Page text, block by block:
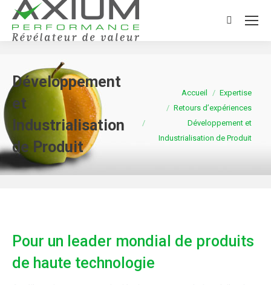
Search:
Développement
et
Industrialisation
de Produit
Vous êtes ici :Accueil
Expertise
Retours d’expériences
Développement et
Industrialisation de Produit
Pour un leader mondial de produits
de haute technologie